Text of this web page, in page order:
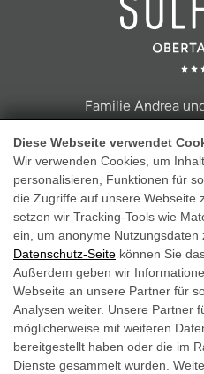
Diese Webseite verwendet
Wir verwenden Cookies, um
personalisieren, Funktionen für
die Zugriffe auf unsere Webseite
setzen wir Tracking-Tools wie
ein, um anonyme Nutzungsdaten
Datenschutz-Seite können Sie
Außerdem geben wir
Webseite an unsere Partner für
Analysen weiter. Unsere Partner
möglicherweise mit weiteren
bereitgestellt haben oder die im
Dienste gesammelt wurden.
Familie Andrea
Tel.: +43